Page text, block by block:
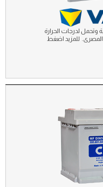
وتحمل لدرجات الحرارة
للمزيد اضغط